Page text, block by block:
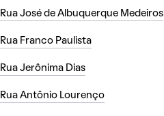
Rua José de Albuquerque Medeiros
Rua Franco Paulista
Rua Jerônima Dias
Rua Antônio Lourenço